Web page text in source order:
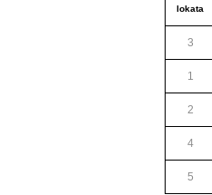
lokata
3
1
2
4
5